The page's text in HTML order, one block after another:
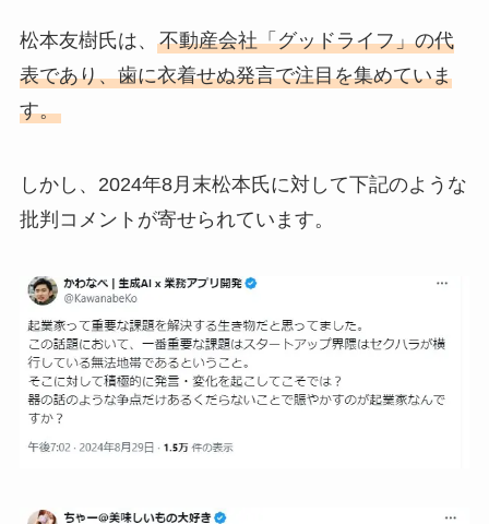
松本友樹氏は、 不動産会社「グッドライフ」の代
表であり、歯に衣着せぬ発言で注目を集めていま
す。
しかし、2024年8月末松本氏に対して下記のような
批判コメントが寄せられています。